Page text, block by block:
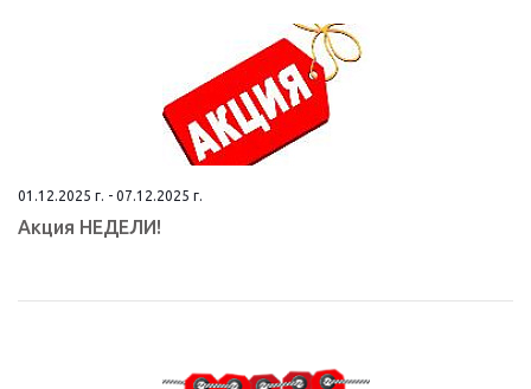
01.12.2025 г. - 07.12.2025 г.
Aкция НEДЕЛИ!